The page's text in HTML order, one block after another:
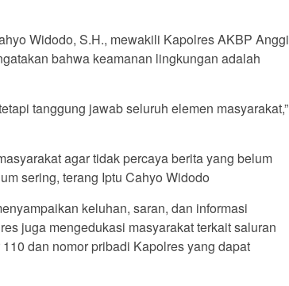
Widodo, S.H., mewakili Kapolres AKBP Anggi
bahwa keamanan lingkungan adalah
tanggung jawab seluruh elemen masyarakat,”
agar tidak percaya berita yang belum
sering, terang Iptu Cahyo Widodo
keluhan, saran, dan informasi
juga mengedukasi masyarakat terkait saluran
dan nomor pribadi Kapolres yang dapat